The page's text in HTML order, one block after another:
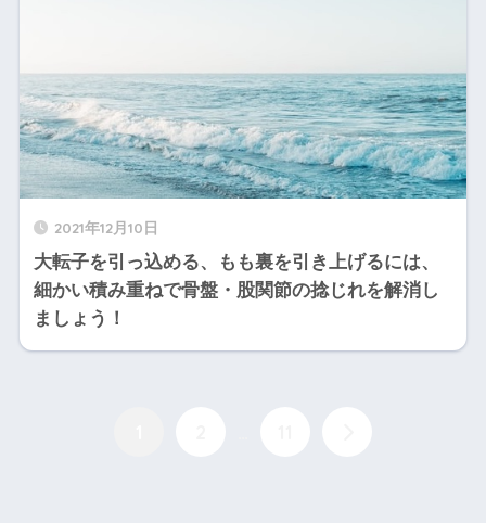
2021年12月10日
大転子を引っ込める、もも裏を引き上げるには、
細かい積み重ねで骨盤・股関節の捻じれを解消し
ましょう！